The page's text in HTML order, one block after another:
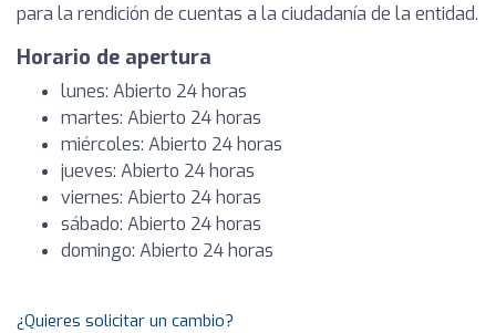
para la rendición de cuentas a la ciudadanía de la entidad.
Horario de apertura
lunes: Abierto 24 horas
martes: Abierto 24 horas
miércoles: Abierto 24 horas
jueves: Abierto 24 horas
viernes: Abierto 24 horas
sábado: Abierto 24 horas
domingo: Abierto 24 horas
¿Quieres solicitar un cambio?